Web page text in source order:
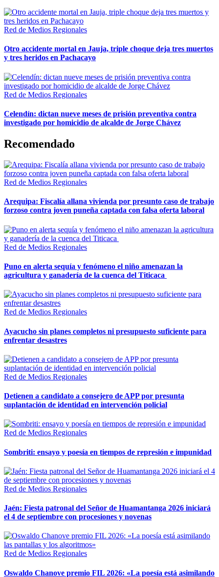
Red de Medios Regionales
Otro accidente mortal en Jauja, triple choque deja tres muertos
y tres heridos en Pachacayo
Red de Medios Regionales
Celendín: dictan nueve meses de prisión preventiva contra
investigado por homicidio de alcalde de Jorge Chávez
Recomendado
Red de Medios Regionales
Arequipa: Fiscalía allana vivienda por presunto caso de trabajo
forzoso contra joven puneña captada con falsa oferta laboral
Red de Medios Regionales
Puno en alerta sequía y fenómeno el niño amenazan la
agricultura y ganadería de la cuenca del Titicaca
Red de Medios Regionales
Ayacucho sin planes completos ni presupuesto suficiente para
enfrentar desastres
Red de Medios Regionales
Detienen a candidato a consejero de APP por presunta
suplantación de identidad en intervención policial
Red de Medios Regionales
Sombriti: ensayo y poesía en tiempos de represión e impunidad
Red de Medios Regionales
Jaén: Fiesta patronal del Señor de Huamantanga 2026 iniciará
el 4 de septiembre con procesiones y novenas
Red de Medios Regionales
Oswaldo Chanove premio FIL 2026: «La poesía está asimilando